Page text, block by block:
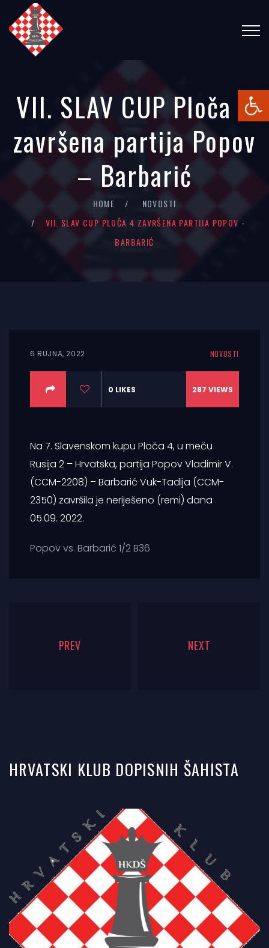
VII. SLAV CUP Ploča 4
završena partija Popov
– Barbarić
HOME
NOVOSTI
VII. SLAV CUP PLOČA 4 ZAVRŠENA PARTIJA POPOV -
BARBARIĆ
6 RUJNA, 2022 NOVOSTI
0 LIKES 287 VIEWS
Na 7. Slavenskom kupu Ploča 4, u meču
Rusija 2 – Hrvatska, partija Popov Vladimir V.
(CCM-2208) – Barbarić Vuk-Tadija (CCM-
2350) završila je neriješeno (remi) dana
05.09. 2022.
Popov vs. Barbarić 1/2 B36
PREV NEXT
HRVATSKI KLUB DOPISNIH ŠAHISTA